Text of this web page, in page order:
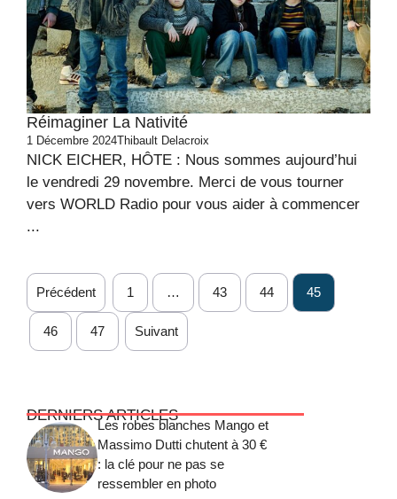
Réimaginer La Nativité
1 Décembre 2024Thibault Delacroix
NICK EICHER, HÔTE : Nous sommes aujourd’hui
le vendredi 29 novembre. Merci de vous tourner
vers WORLD Radio pour vous aider à commencer
...
Précédent 1 … 43 44 45
46 47 Suivant
DERNIERS ARTICLES
Les robes blanches Mango et
Massimo Dutti chutent à 30 €
: la clé pour ne pas se
ressembler en photo